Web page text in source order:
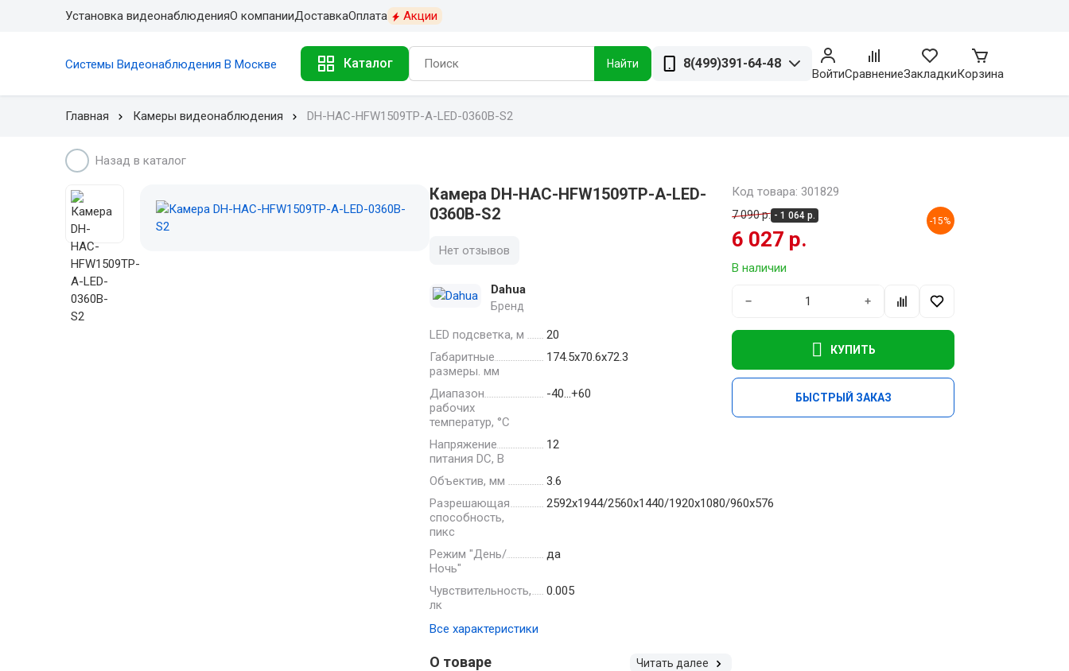
Установка видеонаблюденияО компанииДоставкаОплата Акции
Системы Видеонаблюдения В Москве Каталог Найти 8(499)391-64-48
ВойтиСравнениеЗакладкиКорзина
Главная Камеры видеонаблюдения DH-HAC-HFW1509TP-A-LED-0360B-S2
Назад в каталог
Камера DH-HAC-HFW1509TP-A-LED-
0360B-S2
Нет отзывов
Dahua
Бренд
LED подсветка, м
20
Габаритные
размеры. мм
174.5х70.6х72.3
Диапазон
рабочих
температур, °С
-40…+60
Напряжение
питания DC, В
12
Объектив, мм
3.6
Разрешающая
способность,
пикс
2592х1944/2560х1440/1920х1080/960х576
Режим "День/
Ночь"
да
Чувствительность,
лк
0.005
Все характеристики
О товаре Читать далее
Код товара: 301829
7 090 р. - 1 064 р.
6 027 р.
-15%
В наличии
− +
КУПИТЬ
БЫСТРЫЙ ЗАКАЗ